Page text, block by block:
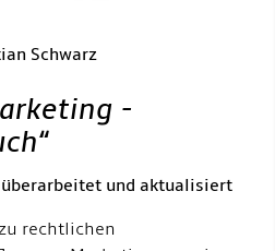
Schwarz
-
“
und aktualisiert
rechtlichen